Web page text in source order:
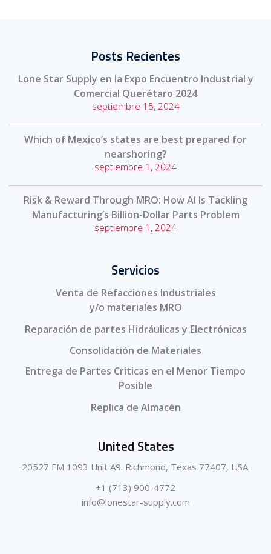
Posts Recientes
Lone Star Supply en la Expo Encuentro Industrial y
Comercial Querétaro 2024
septiembre 15, 2024
Which of Mexico’s states are best prepared for
nearshoring?
septiembre 1, 2024
Risk & Reward Through MRO: How AI Is Tackling
Manufacturing’s Billion-Dollar Parts Problem
septiembre 1, 2024
Servicios
Venta de Refacciones Industriales
y/o materiales MRO
Reparación de partes Hidráulicas y Electrónicas
Consolidación de Materiales
Entrega de Partes Criticas en el Menor Tiempo
Posible
Replica de Almacén
United States
20527 FM 1093 Unit A9. Richmond, Texas 77407, USA.
+1 (713) 900-4772
info@lonestar-supply.com